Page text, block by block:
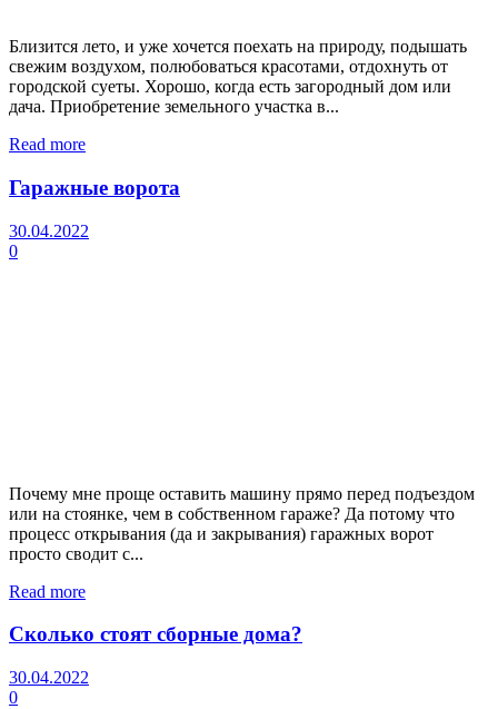
Близится лето, и уже хочется поехать на природу, подышать
свежим воздухом, полюбоваться красотами, отдохнуть от
городской суеты. Хорошо, когда есть загородный дом или
дача. Приобретение земельного участка в...
Read more
Гаражные ворота
30.04.2022
0
Почему мне проще оставить машину прямо перед подъездом
или на стоянке, чем в собственном гараже? Да потому что
процесс открывания (да и закрывания) гаражных ворот
просто сводит с...
Read more
Сколько стоят сборные дома?
30.04.2022
0